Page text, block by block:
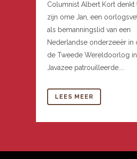
Columnist Albert Kort denkt
zijn ome Jan, een
als bemanningslid van een
Nederlandse onderzeeër in
de Tweede Wereldoorlog
Javazee patrouilleerde....
LEES MEER